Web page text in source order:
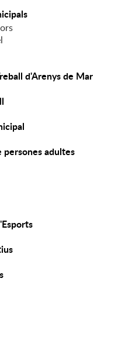
d'Arenys de Mar
adultes